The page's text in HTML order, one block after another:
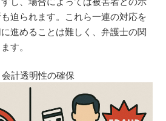
迫られます。これら一連の対応を
進めることは難しく、弁護士の関
す。
計透明性の確保